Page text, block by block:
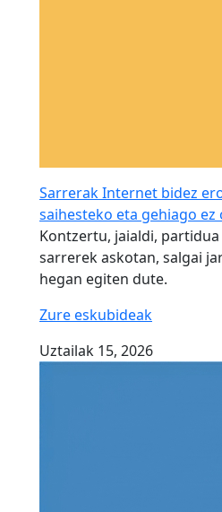
Sarrerak Internet bidez
saihesteko eta gehiago
Kontzertu, jaialdi,
sarrerek askotan, salgai
hegan egiten dute.
Zure eskubideak
Uztailak 15, 2026